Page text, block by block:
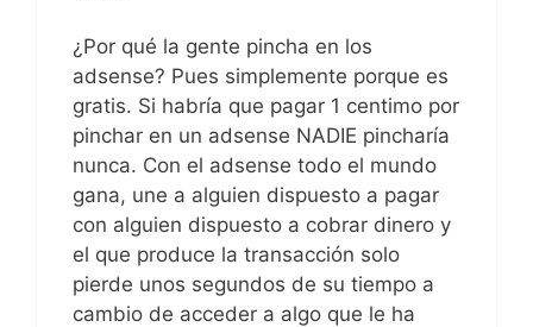
¿Por qué la gente pincha en los
adsense? Pues simplemente porque es
gratis. Si habría que pagar 1 centimo por
pinchar en un adsense NADIE pincharía
nunca. Con el adsense todo el mundo
gana, une a alguien dispuesto a pagar
con alguien dispuesto a cobrar dinero y
el que produce la transacción solo
pierde unos segundos de su tiempo a
cambio de acceder a algo que le ha